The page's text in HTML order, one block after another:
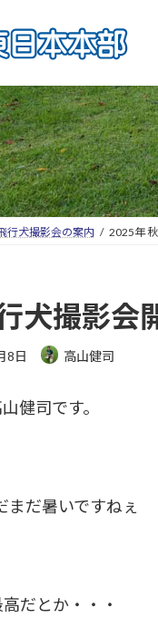
行犬撮影会の案内 2025年
犬撮影
8日 高山健司
健司です。
だ暑いですねぇ
だとか・・・